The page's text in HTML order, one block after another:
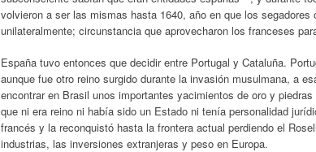
volvieron a ser las mismas hasta 1640, año en que los
unilateralmente; circunstancia que aprovecharon los franceses
España tuvo entonces que decidir entre Portugal y Cataluña.
aunque fue otro reino surgido durante la invasión musulmana, a
encontrar en Brasil unos importantes yacimientos de oro y
que ni era reino ni había sido un Estado ni tenía personalidad
francés y la reconquistó hasta la frontera actual perdiendo el
industrias, las inversiones extranjeras y peso en Europa.